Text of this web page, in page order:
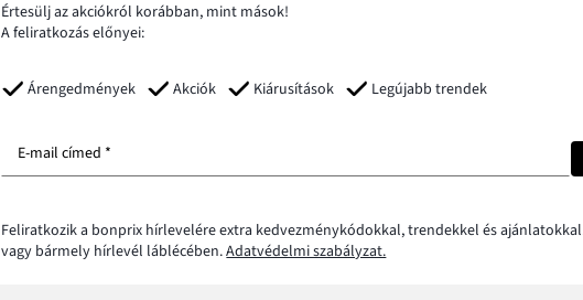
Értesülj az akciókról korábban, mint mások!
A feliratkozás előnyei:
Árengedmények Akciók Kiárusítások Legújabb trendek
E-mail címed *
Feliratkozik a bonprix hírlevelére extra kedvezménykódokkal, trendekkel és
vagy bármely hírlevél láblécében.Adatvédelmi szabályzat.